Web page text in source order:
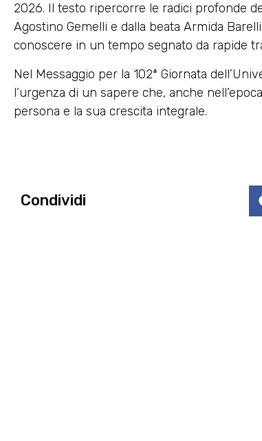
2026. Il testo ripercorre le radici profonde
Agostino Gemelli e dalla beata Armida
conoscere in un tempo segnato da rapide
Nel Messaggio per la 102ª Giornata
l’urgenza di un sapere che, anche
persona e la sua crescita integrale.
Condividi